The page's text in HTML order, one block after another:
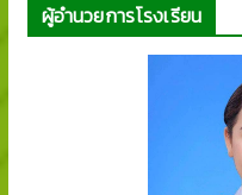
ผู้อำนวยการโรงเรียน